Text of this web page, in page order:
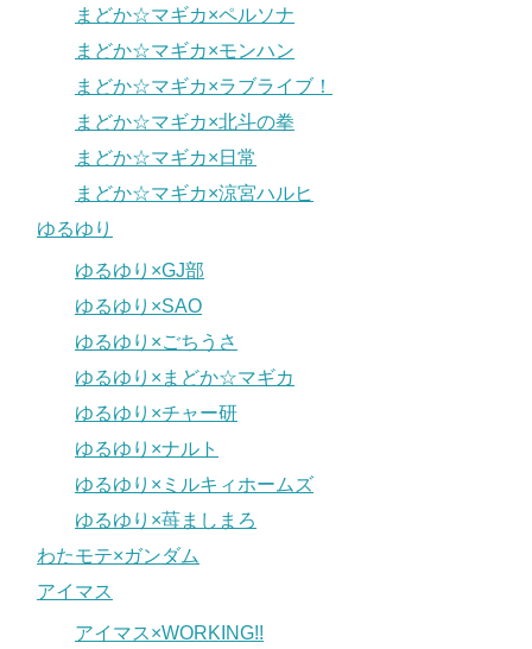
まどか☆マギカ×ペルソナ
まどか☆マギカ×モンハン
まどか☆マギカ×ラブライブ！
まどか☆マギカ×北斗の拳
まどか☆マギカ×日常
まどか☆マギカ×涼宮ハルヒ
ゆるゆり
ゆるゆり×GJ部
ゆるゆり×SAO
ゆるゆり×ごちうさ
ゆるゆり×まどか☆マギカ
ゆるゆり×チャー研
ゆるゆり×ナルト
ゆるゆり×ミルキィホームズ
ゆるゆり×苺ましまろ
わたモテ×ガンダム
アイマス
アイマス×WORKING!!